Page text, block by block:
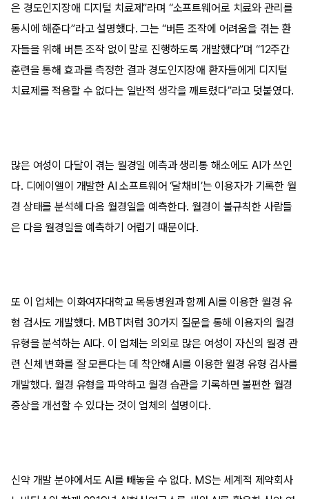
은 경도인지장애 디지털 치료제”라며 “소프트웨어로 치료와 관리를
동시에 해준다”라고 설명했다. 그는 “버튼 조작에 어려움을 겪는 환
자들을 위해 버튼 조작 없이 말로 진행하도록 개발했다”며 “12주간
훈련을 통해 효과를 측정한 결과 경도인지장애 환자들에게 디지털
치료제를 적용할 수 없다는 일반적 생각을 깨트렸다”라고 덧붙였다.
많은 여성이 다달이 겪는 월경일 예측과 생리통 해소에도 AI가 쓰인
다. 디에이엘이 개발한 AI 소프트웨어 ‘달채비’는 이용자가 기록한 월
경 상태를 분석해 다음 월경일을 예측한다. 월경이 불규칙한 사람들
은 다음 월경일을 예측하기 어렵기 때문이다.
또 이 업체는 이화여자대학교 목동병원과 함께 AI를 이용한 월경 유
형 검사도 개발했다. MBTI처럼 30가지 질문을 통해 이용자의 월경
유형을 분석하는 AI다. 이 업체는 의외로 많은 여성이 자신의 월경 관
련 신체 변화를 잘 모른다는 데 착안해 AI를 이용한 월경 유형 검사를
개발했다. 월경 유형을 파악하고 월경 습관을 기록하면 불편한 월경
증상을 개선할 수 있다는 것이 업체의 설명이다.
신약 개발 분야에서도 AI를 빼놓을 수 없다. MS는 세계적 제약회사